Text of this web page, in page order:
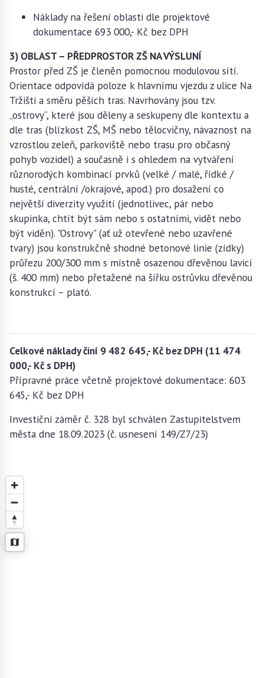
Náklady na řešení oblasti dle projektové
dokumentace 693 000,- Kč bez DPH
3) OBLAST – PŘEDPROSTOR ZŠ NA VÝSLUNÍ
Prostor před ZŠ je členěn pomocnou modulovou sítí.
Orientace odpovídá poloze k hlavnímu vjezdu z ulice Na
Tržišti a směru pěších tras. Navrhovány jsou tzv.
„ostrovy“, které jsou děleny a seskupeny dle kontextu a
dle tras (blízkost ZŠ, MŠ nebo tělocvičny, návaznost na
vzrostlou zeleň, parkoviště nebo trasu pro občasný
pohyb vozidel) a současně i s ohledem na vytváření
různorodých kombinací prvků (velké / malé, řídké /
husté, centrální /okrajové, apod.) pro dosažení co
největší diverzity využití (jednotlivec, pár nebo
skupinka, chtít být sám nebo s ostatními, vidět nebo
být viděn). "Ostrovy" (ať už otevřené nebo uzavřené
tvary) jsou konstrukčně shodné betonové linie (zídky)
průřezu 200/300 mm s místně osazenou dřevěnou lavicí
(š. 400 mm) nebo přetažené na šířku ostrůvku dřevěnou
konstrukcí – plató.
Celkové náklady činí 9 482 645,- Kč bez DPH (11 474
000,- Kč s DPH)
Přípravné práce včetně projektové dokumentace: 603
645,- Kč bez DPH
Investiční záměr č. 328 byl schválen Zastupitelstvem
města dne 18.09.2023 (č. usnesení 149/Z7/23)